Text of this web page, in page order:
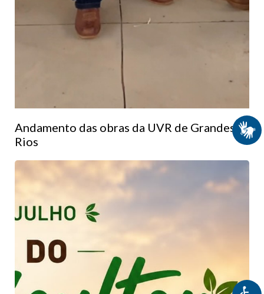
Andamento das obras da UVR de Grandes
Rios